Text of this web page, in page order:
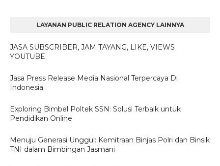
LAYANAN PUBLIC RELATION AGENCY LAINNYA
JASA SUBSCRIBER, JAM TAYANG, LIKE, VIEWS
YOUTUBE
Jasa Press Release Media Nasional Terpercaya Di
Indonesia
Exploring Bimbel Poltek SSN: Solusi Terbaik untuk
Pendidikan Online
Menuju Generasi Unggul: Kemitraan Binjas Polri dan Binsik
TNI dalam Bimbingan Jasmani